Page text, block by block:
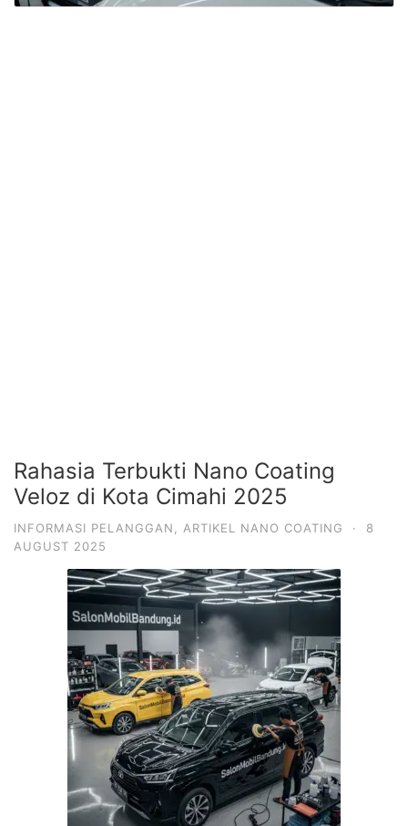
Rahasia Terbukti Nano Coating
Veloz di Kota Cimahi 2025
INFORMASI PELANGGAN ARTIKEL NANO COATING ·
8
AUGUST 2025